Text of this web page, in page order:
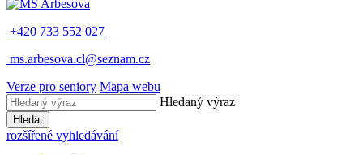
+420 733 552 027
ms.arbesova.cl@seznam.cz
Verze pro seniory Mapa webu
Hledaný výraz
Hledat
rozšířené vyhledávání